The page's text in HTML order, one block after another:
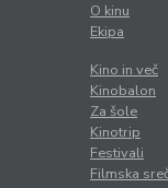
O kinu
Ekipa
Kino in več
Kinobalon
Za šole
Kinotrip
Festivali
Filmska